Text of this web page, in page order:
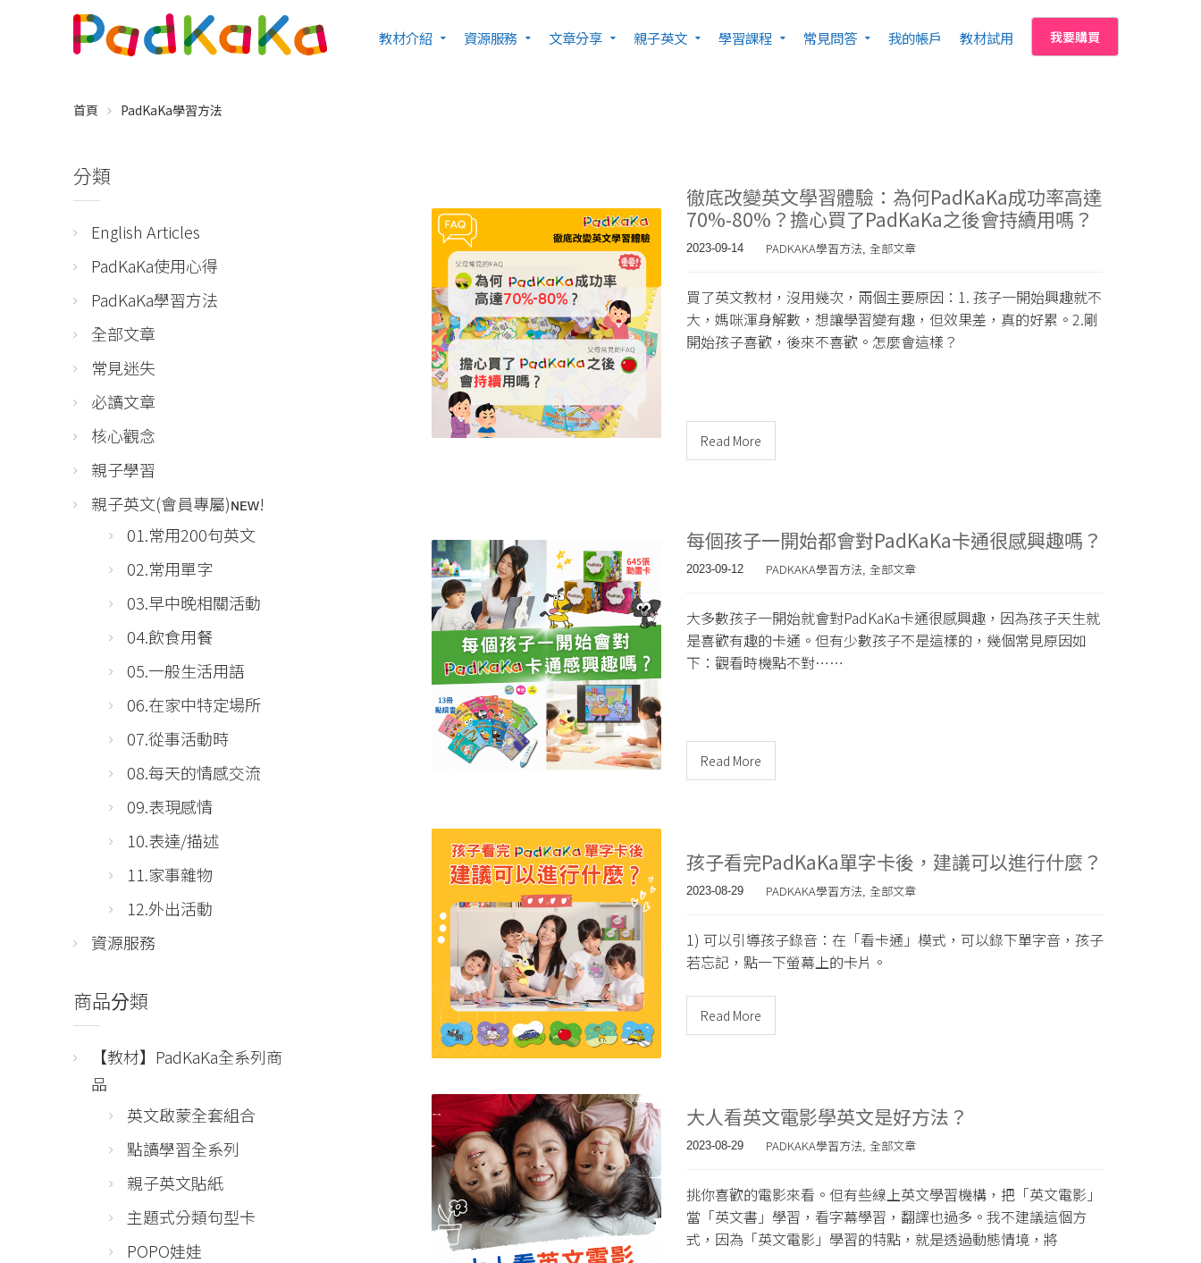
教材介紹 資源服務 文章分享 親子英文 學習課程 常見問答 我的帳戶 教材試用 我要購買
首頁 PadKaKa學習方法
徹底改變英文學習體驗：為何PadKaKa成功率高達
70%-80%？擔心買了PadKaKa之後會持續用嗎？
2023-09-14 PADKAKA學習方法, 全部文章
買了英文教材，沒用幾次，兩個主要原因：1. 孩子一開始興趣就不
大，媽咪渾身解數，想讓學習變有趣，但效果差，真的好累。2.剛
開始孩子喜歡，後來不喜歡。怎麼會這樣？
Read More
每個孩子一開始都會對PadKaKa卡通很感興趣嗎？
2023-09-12 PADKAKA學習方法, 全部文章
大多數孩子一開始就會對PadKaKa卡通很感興趣，因為孩子天生就
是喜歡有趣的卡通。但有少數孩子不是這樣的，幾個常見原因如
下：觀看時機點不對……
Read More
孩子看完PadKaKa單字卡後，建議可以進行什麼？
2023-08-29 PADKAKA學習方法, 全部文章
1) 可以引導孩子錄音：在「看卡通」模式，可以錄下單字音，孩子
若忘記，點一下螢幕上的卡片。
Read More
大人看英文電影學英文是好方法？
2023-08-29 PADKAKA學習方法, 全部文章
挑你喜歡的電影來看。但有些線上英文學習機構，把「英文電影」
當「英文書」學習，看字幕學習，翻譯也過多。我不建議這個方
式，因為「英文電影」學習的特點，就是透過動態情境，將
分類
English Articles
PadKaKa使用心得
PadKaKa學習方法
全部文章
常見迷失
必讀文章
核心觀念
親子學習
親子英文(會員專屬)ɴᴇᴡ!
01.常用200句英文
02.常用單字
03.早中晚相關活動
04.飲食用餐
05.一般生活用語
06.在家中特定場所
07.從事活動時
08.每天的情感交流
09.表現感情
10.表達/描述
11.家事雜物
12.外出活動
資源服務
商品分類
【教材】PadKaKa全系列商
品
英文啟蒙全套組合
點讀學習全系列
親子英文貼紙
主題式分類句型卡
POPO娃娃